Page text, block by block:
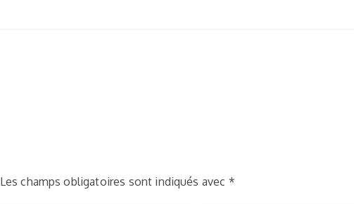
Les champs obligatoires sont indiqués avec *